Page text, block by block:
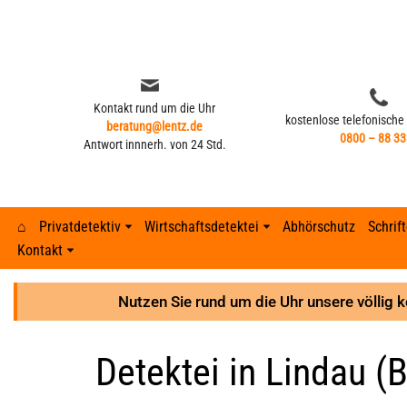
Kontakt rund um die Uhr
beratung@lentz.de
Antwort innnerh. von 24 Std.
kostenlose
0800 – 88
beratung@lentz.de
Antwort innnerh. von 24 Std.
0800 – 88
⌂ Privatdetektiv
Typisches Verhalten nach Fremdgehen –
8 Anzeichen
Gerichtsurteile
GPS-Überwachung und Ortung
Detektei
Wirtschaftsdetektei
GPS-Überwachung und Ortung
GPS-Tracker finden
Diebstahl
Abhörschutz
Kontakt
Nutzen Sie rund um die Uhr unsere
Detektei in Lindau